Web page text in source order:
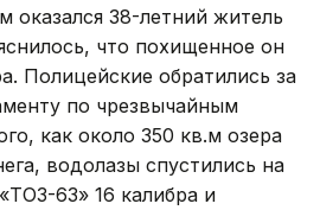
оказался 38-летний житель
что похищенное он
Полицейские обратились за
по чрезвычайным
как около 350 кв.м озера
водолазы спустились на
63» 16 калибра и